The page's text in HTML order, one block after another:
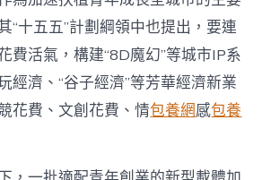
“十五五”計劃綱領中也提出，要連
費活氣，構建“8D魔幻”等城市IP系
經濟、“谷子經濟”等芳華經濟新業
花費、文創花費、情包養網感包養